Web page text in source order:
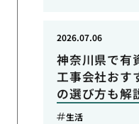
神奈川県で有
工事会社おす
の選び方も解
2026.07.06
生活